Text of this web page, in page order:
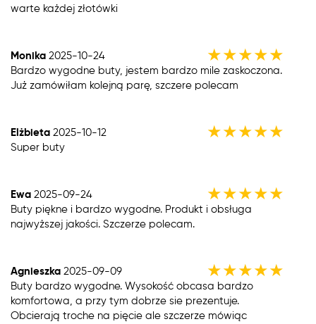
warte każdej złotówki
Monika 2025-10-24 ★★★★★
Bardzo wygodne buty, jestem bardzo mile zaskoczona.
Już zamówiłam kolejną parę, szczere polecam
Elżbieta 2025-10-12 ★★★★★
Super buty
Ewa 2025-09-24 ★★★★★
Buty piękne i bardzo wygodne. Produkt i obsługa
najwyższej jakości. Szczerze polecam.
Agnieszka 2025-09-09 ★★★★★
Buty bardzo wygodne. Wysokość obcasa bardzo
komfortowa, a przy tym dobrze sie prezentuje.
Obcierają troche na pięcie ale szczerze mówiąc